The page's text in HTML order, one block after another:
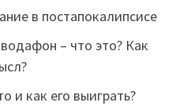
в постапокалипсисе
– что это? Как
и как его выиграть?